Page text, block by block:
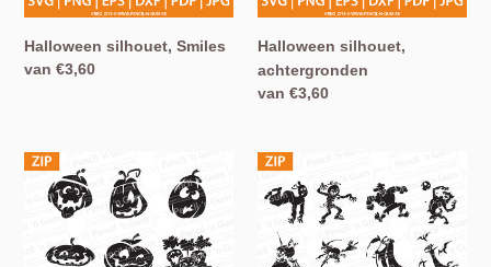
Halloween silhouet, Smiles
Normale
van €3,60
Halloween silhouet,
achtergronden
Normale
van €3,60
Halloween
silhouet,
faces
Halloween
silhouet,
figuren